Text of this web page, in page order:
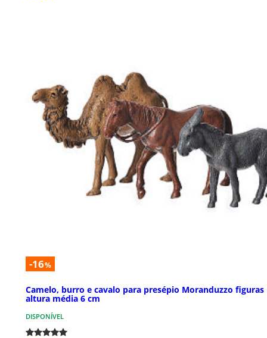
-16%
Camelo, burro e cavalo para presépio Moranduzzo figuras
altura média 6 cm
DISPONÍVEL